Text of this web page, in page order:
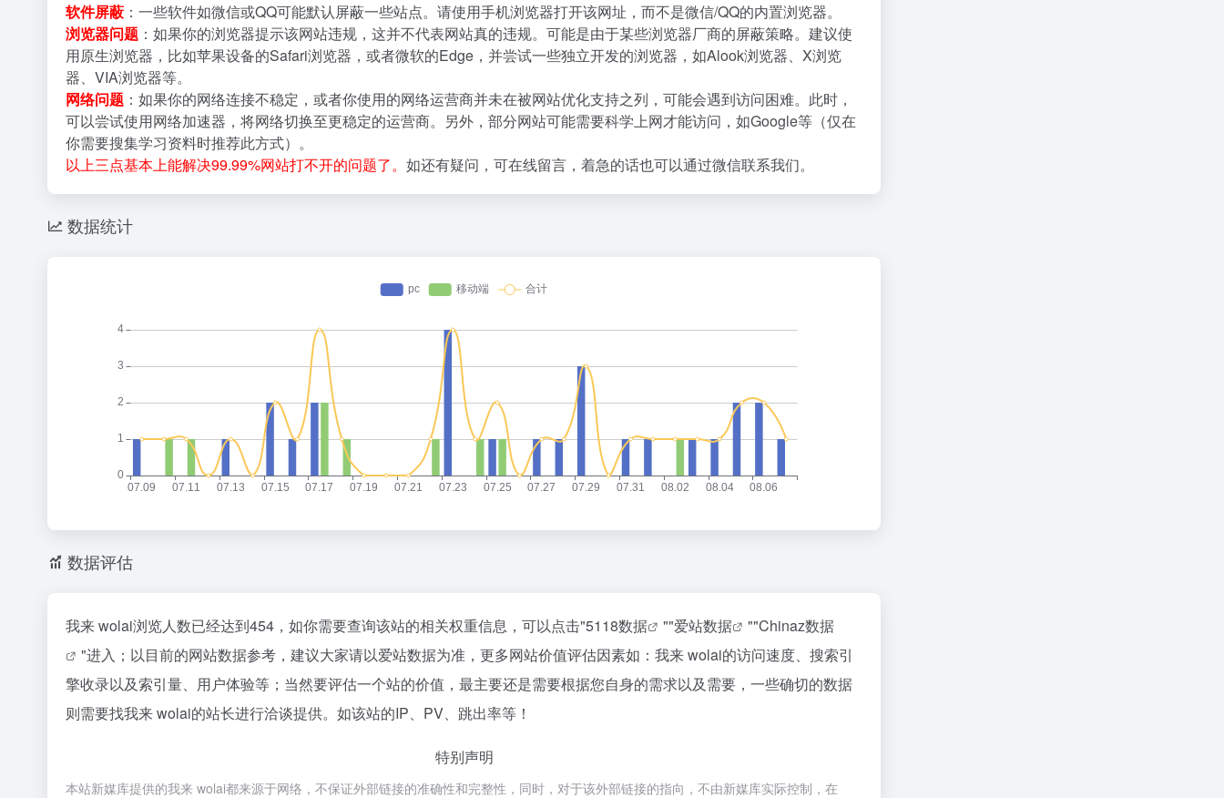
软件屏蔽 ：一些软件如微信或QQ可能默认屏蔽一些站点。请使用手机浏览器打开该网址，而不是微信/QQ的内置浏览器。
浏览器问题 ：如果你的浏览器提示该网站违规，这并不代表网站真的违规。可能是由于某些浏览器厂商的屏蔽策略。建议使
用原生浏览器，比如苹果设备的Safari浏览器，或者微软的Edge，并尝试一些独立开发的浏览器，如Alook浏览器、X浏览
器、VIA浏览器等。
网络问题 ：如果你的网络连接不稳定，或者你使用的网络运营商并未在被网站优化支持之列，可能会遇到访问困难。此时，
可以尝试使用网络加速器，将网络切换至更稳定的运营商。另外，部分网站可能需要科学上网才能访问，如Google等（仅在
你需要搜集学习资料时推荐此方式）。
以上三点基本上能解决99.99%网站打不开的问题了。 如还有疑问，可在线留言，着急的话也可以通过微信联系我们。
数据统计
数据评估
我来 wolai浏览人数已经达到454，如你需要查询该站的相关权重信息，可以点击"5118数据 ""爱站数据 ""Chinaz数据
"进入；以目前的网站数据参考，建议大家请以爱站数据为准，更多网站价值评估因素如：我来 wolai的访问速度、搜索引
擎收录以及索引量、用户体验等；当然要评估一个站的价值，最主要还是需要根据您自身的需求以及需要，一些确切的数据
则需要找我来 wolai的站长进行洽谈提供。如该站的IP、PV、跳出率等！
特别声明
本站新媒库提供的我来 wolai都来源于网络，不保证外部链接的准确性和完整性，同时，对于该外部链接的指向，不由新媒库实际控制，在